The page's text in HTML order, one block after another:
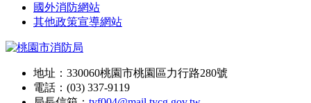
國外消防網站
其他政策宣導網站
地址：330060桃園市桃園區力行路280號
電話：(03) 337-9119